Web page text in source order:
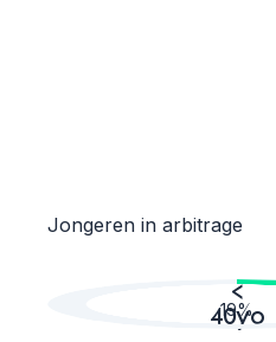
Jongeren in arbitrage
<
40yo
19%